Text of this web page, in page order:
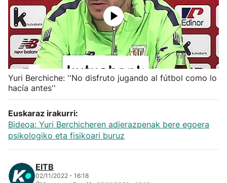
Ciclismo
Herri-kirolak
Balonmano
Kirolak 360
Atletismo
Carreras de montaña
Más deportes
Yuri Berchiche: ''No disfruto jugando al fútbol como lo
hacía antes''
Euskaraz irakurri:
Bideoa: Yuri Berchicheren adierazpenak bere egoera
psikologiko eta fisikoari buruz
EITB
02/11/2022 - 16:18